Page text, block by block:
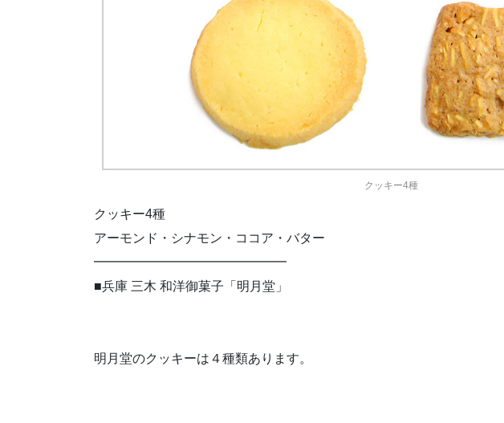
クッキー4種
クッキー4種
アーモンド・シナモン・ココア・バター
━━━━━━━━━━━━━━━
■兵庫 三木 和洋御菓子「明月堂」
明月堂のクッキーは４種類あります。